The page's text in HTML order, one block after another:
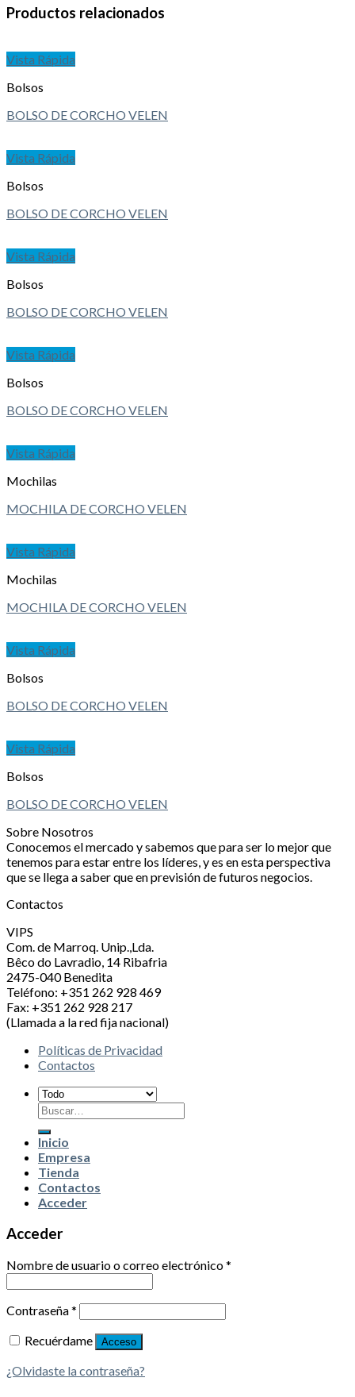
Productos relacionados
Vista Rápida
Bolsos
BOLSO DE CORCHO VELEN
Vista Rápida
Bolsos
BOLSO DE CORCHO VELEN
Vista Rápida
Bolsos
BOLSO DE CORCHO VELEN
Vista Rápida
Bolsos
BOLSO DE CORCHO VELEN
Vista Rápida
Mochilas
MOCHILA DE CORCHO VELEN
Vista Rápida
Mochilas
MOCHILA DE CORCHO VELEN
Vista Rápida
Bolsos
BOLSO DE CORCHO VELEN
Vista Rápida
Bolsos
BOLSO DE CORCHO VELEN
Sobre Nosotros
Conocemos el mercado y sabemos que para ser lo mejor que
tenemos para estar entre los líderes, y es en esta perspectiva
que se llega a saber que en previsión de futuros negocios.
Contactos
VIPS
Com. de Marroq. Unip.,Lda.
Bêco do Lavradio, 14 Ribafria
2475-040 Benedita
Teléfono: +351 262 928 469
Fax: +351 262 928 217
(Llamada a la red fija nacional)
Políticas de Privacidad
Contactos
Buscar
por:
Inicio
Empresa
Tienda
Contactos
Acceder
Acceder
Nombre de usuario o correo electrónico*
Contraseña*
Recuérdame
Acceso
¿Olvidaste la contraseña?